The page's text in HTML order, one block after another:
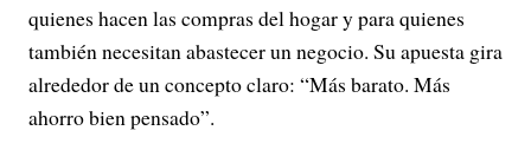
quienes hacen las compras del hogar y para quienes
también necesitan abastecer un negocio. Su apuesta gira
alrededor de un concepto claro: “Más barato. Más
ahorro bien pensado”.